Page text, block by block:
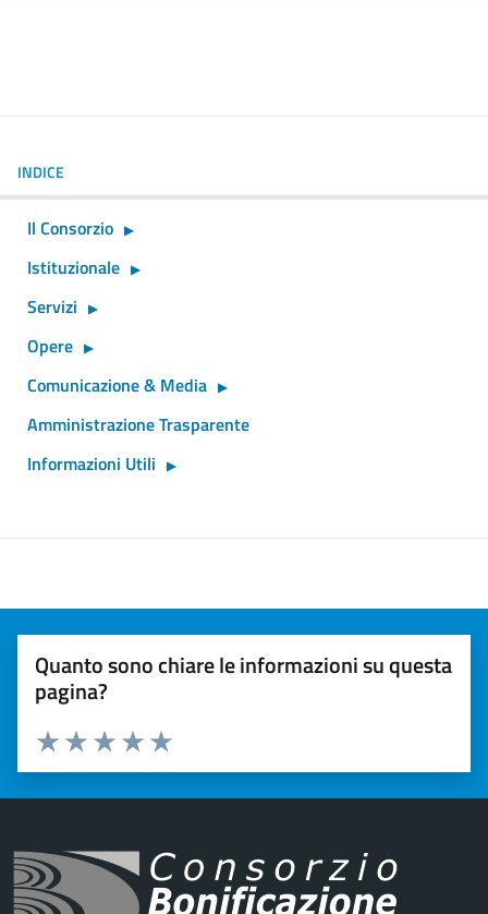
INDICE
Il Consorzio
Istituzionale
Servizi
Opere
Comunicazione & Media
Amministrazione Trasparente
Informazioni Utili
Quanto sono chiare le informazioni su questa
pagina?
Valuta 5 stelle su 5
Valuta 4 stelle su 5
Valuta 3 stelle su 5
Valuta 2 stelle su 5
Valuta 1 stelle su 5